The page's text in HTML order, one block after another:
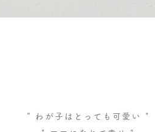
" わが子はとっても可愛い "